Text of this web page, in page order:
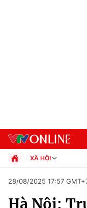
XÃ HỘI
Xã hội
Pháp luật
28/08/2025 17:57
Hà Nội: